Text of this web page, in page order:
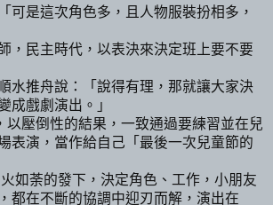
可是這次角色多，且人物服裝扮相多，
，民主時代，以表決來決定班上要不要
水推舟說：「說得有理，那就讓大家決
成戲劇演出。」
以壓倒性的結果，一致通過要練習並在兒
表演，當作給自己「最後一次兒童節的
如荼的發下，決定角色、工作，小朋友
都在不斷的協調中迎刃而解，演出在